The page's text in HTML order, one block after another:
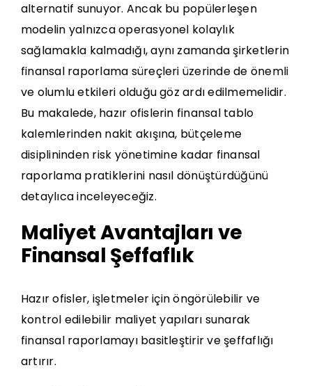
alternatif sunuyor. Ancak bu popülerleşen
modelin yalnızca operasyonel kolaylık
sağlamakla kalmadığı, aynı zamanda şirketlerin
finansal raporlama süreçleri üzerinde de önemli
ve olumlu etkileri olduğu göz ardı edilmemelidir.
Bu makalede, hazır ofislerin finansal tablo
kalemlerinden nakit akışına, bütçeleme
disiplininden risk yönetimine kadar finansal
raporlama pratiklerini nasıl dönüştürdüğünü
detaylıca inceleyeceğiz.
Maliyet Avantajları ve
Finansal Şeffaflık
Hazır ofisler, işletmeler için öngörülebilir ve
kontrol edilebilir maliyet yapıları sunarak
finansal raporlamayı basitleştirir ve şeffaflığı
artırır.